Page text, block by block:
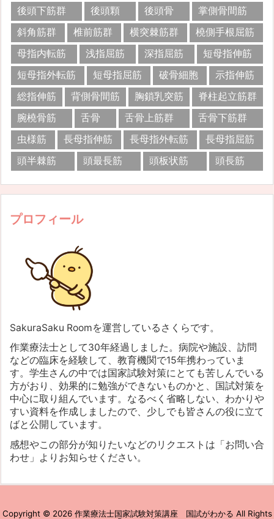
後頭下筋群
後頭顆 後頭骨
掌側骨間筋
斜角筋群
椎前筋群 横突棘筋群
橈側手根屈筋
母指内転筋
浅指屈筋 深指屈筋
短母指伸筋
短母指外転筋
短母指屈筋 破骨細胞
示指伸筋
総指伸筋
背側骨間筋 胸鎖乳突筋
脊柱起立筋群
腕橈骨筋
舌骨 舌骨上筋群
舌骨下筋群
虫様筋
長母指伸筋 長母指外転筋
長母指屈筋
頭半棘筋
頭最長筋 頭板状筋 頭長筋
プロフィール
SakuraSaku Roomを運営しているさくらです。
作業療法士として30年経過しました。病院や施設、訪問
などの臨床を経験して、教育機関で15年携わっていま
す。学生さんの中では国家試験対策にとても苦しんでいる
方がおり、効果的に勉強ができないものかと、国試対策を
中心に取り組んでいます。なるべく省略しない、わかりや
すい資料を作成しましたので、少しでも皆さんの役に立て
ばと公開しています。
感想やこの部分が知りたいなどのリクエストは「お問い合
わせ」よりお知らせください。
Copyright © 2026 作業療法士国家試験対策講座 国試がわかる All Rights